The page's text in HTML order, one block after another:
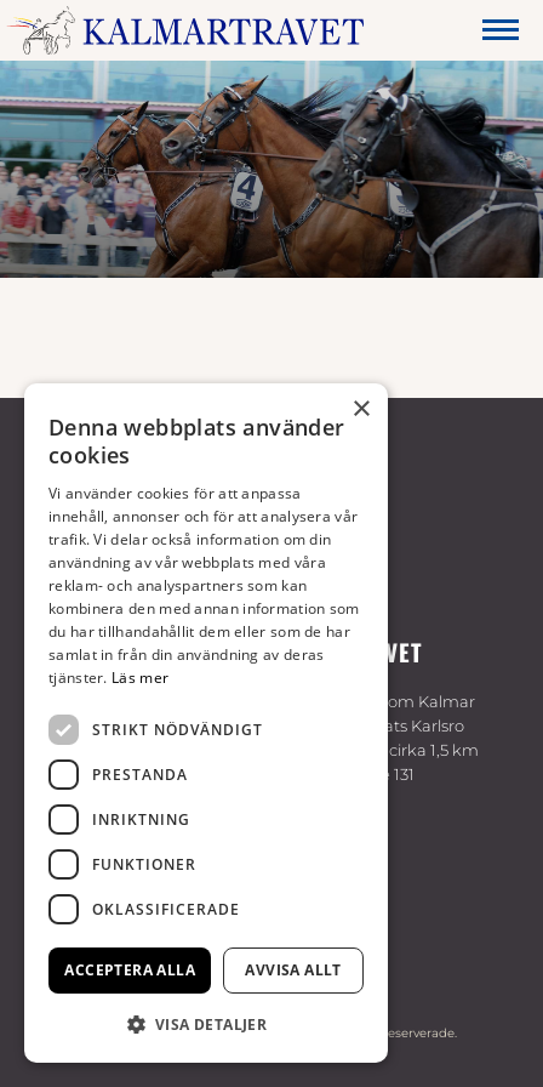
VÄLKOMMEN TILL KALMARTRAVET
Travbanan är belägen cirka 7 km sydväst om Kalmar
centrum. Följ skyltning på E22 vid trafikplats Karlsro
söder om Kalmar. Flygplatsen är belägen cirka 1,5 km
från travbanan. Bussförbindelse med linje 131
Dokumentvägen.
KALMARTRAVET
Sydöstra Sveriges Travsällskap
394 70 Kalmar
0480-44 35 50
© Copyright. 2026 Kalmartravet, alla rättigheter reserverade.
×
Denna webbplats använder
cookies
Vi använder cookies för att anpassa
innehåll, annonser och för att analysera vår
trafik. Vi delar också information om din
användning av vår webbplats med våra
reklam- och analyspartners som kan
kombinera den med annan information som
du har tillhandahållit dem eller som de har
samlat in från din användning av deras
tjänster. Läs mer
STRIKT NÖDVÄNDIGT
PRESTANDA
INRIKTNING
FUNKTIONER
OKLASSIFICERADE
ACCEPTERA ALLA AVVISA ALLT
VISA DETALJER